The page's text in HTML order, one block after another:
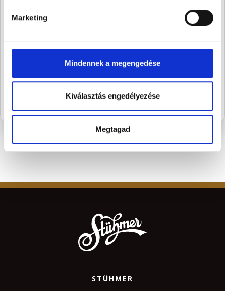
Marketing
Mindennek a megengedése
Kiválasztás engedélyezése
Megtagad
A Stühmernél mindig
készül valami.
Iratkozz fel, és elsőként értesülsz a
szezon legédesebb újdonságairól.
FELIRATKOZOM
STÜHMER